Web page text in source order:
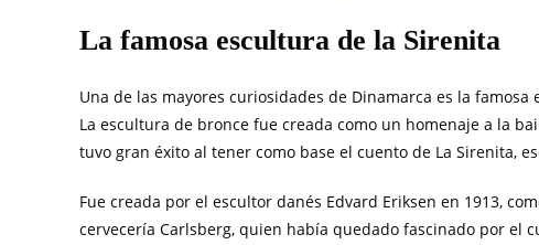
La famosa escultura de la Sirenita
Una de las mayores curiosidades de Dinamarca es la
La escultura de bronce fue creada como un homenaje a la
tuvo gran éxito al tener como base el cuento de La Sirenita,
Fue creada por el escultor danés Edvard Eriksen en 1913,
cervecería Carlsberg, quien había quedado fascinado por el